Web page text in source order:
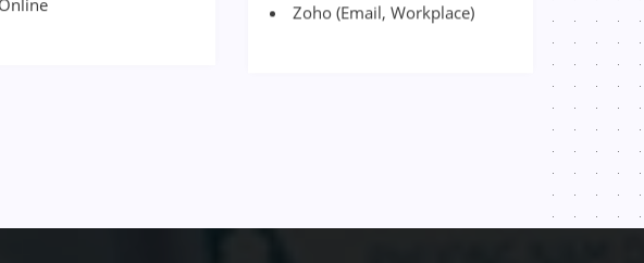
Zoho (Email, Workplace)